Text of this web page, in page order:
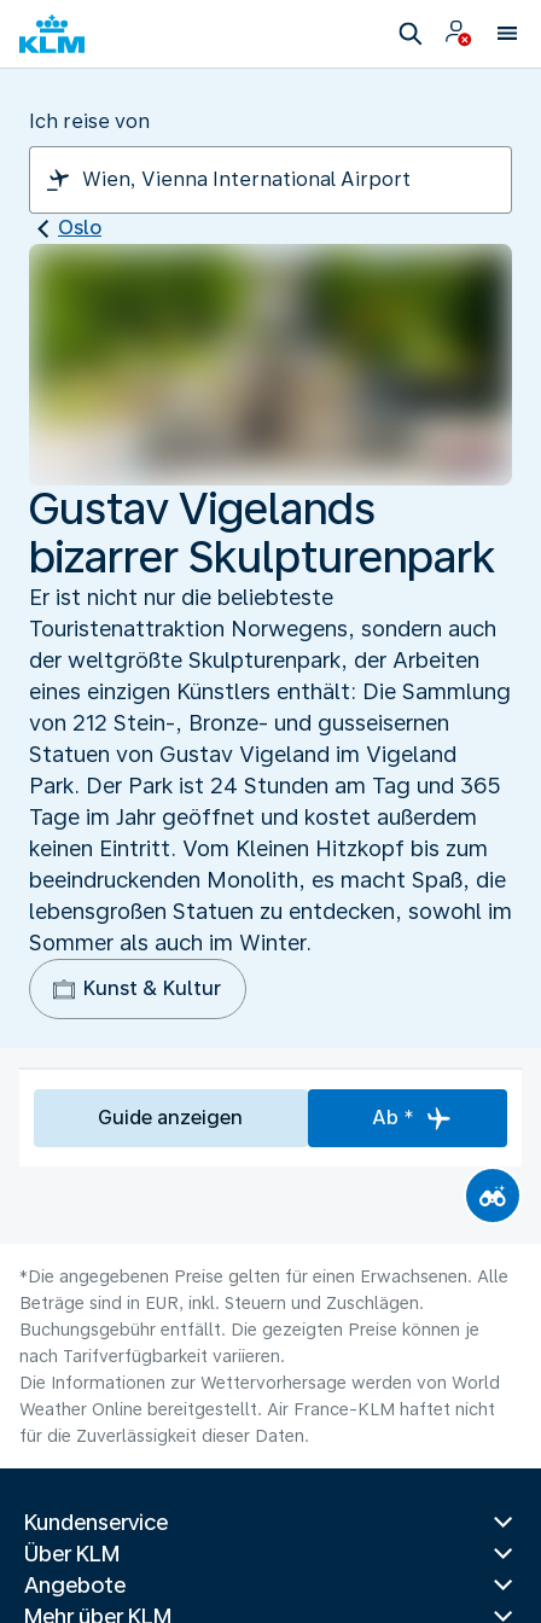
Ich reise von
Oslo
Gustav Vigelands
bizarrer Skulpturenpark
Er ist nicht nur die beliebteste
Touristenattraktion Norwegens, sondern auch
der weltgrößte Skulpturenpark, der Arbeiten
eines einzigen Künstlers enthält: Die Sammlung
von 212 Stein-, Bronze- und gusseisernen
Statuen von Gustav Vigeland im Vigeland
Park. Der Park ist 24 Stunden am Tag und 365
Tage im Jahr geöffnet und kostet außerdem
keinen Eintritt. Vom Kleinen Hitzkopf bis zum
beeindruckenden Monolith, es macht Spaß, die
lebensgroßen Statuen zu entdecken, sowohl im
Sommer als auch im Winter.
Kunst & Kultur
Guide anzeigen Ab *
*Die angegebenen Preise gelten für einen Erwachsenen. Alle
Beträge sind in EUR, inkl. Steuern und Zuschlägen.
Buchungsgebühr entfällt. Die gezeigten Preise können je
nach Tarifverfügbarkeit variieren.
Die Informationen zur Wettervorhersage werden von World
Weather Online bereitgestellt. Air France-KLM haftet nicht
für die Zuverlässigkeit dieser Daten.
Kundenservice
Über KLM
Angebote
Mehr über KLM